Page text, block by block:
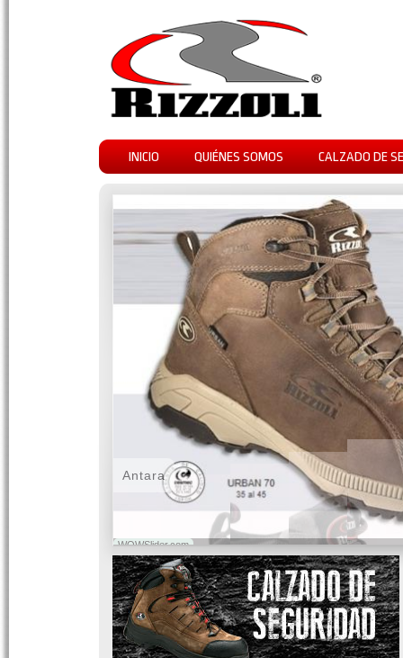
INICIO QUIÉNES SOMOS CALZADO DE
WOWSlider.com
Antara